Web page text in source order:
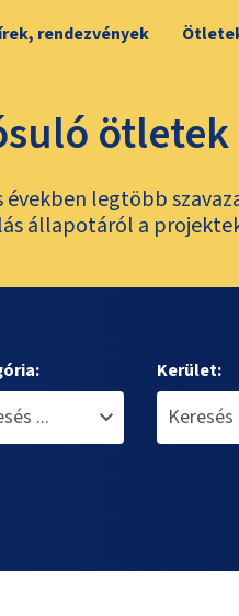
rendezvények
ötletek
legtöbb
állapotáról a
Kerület: